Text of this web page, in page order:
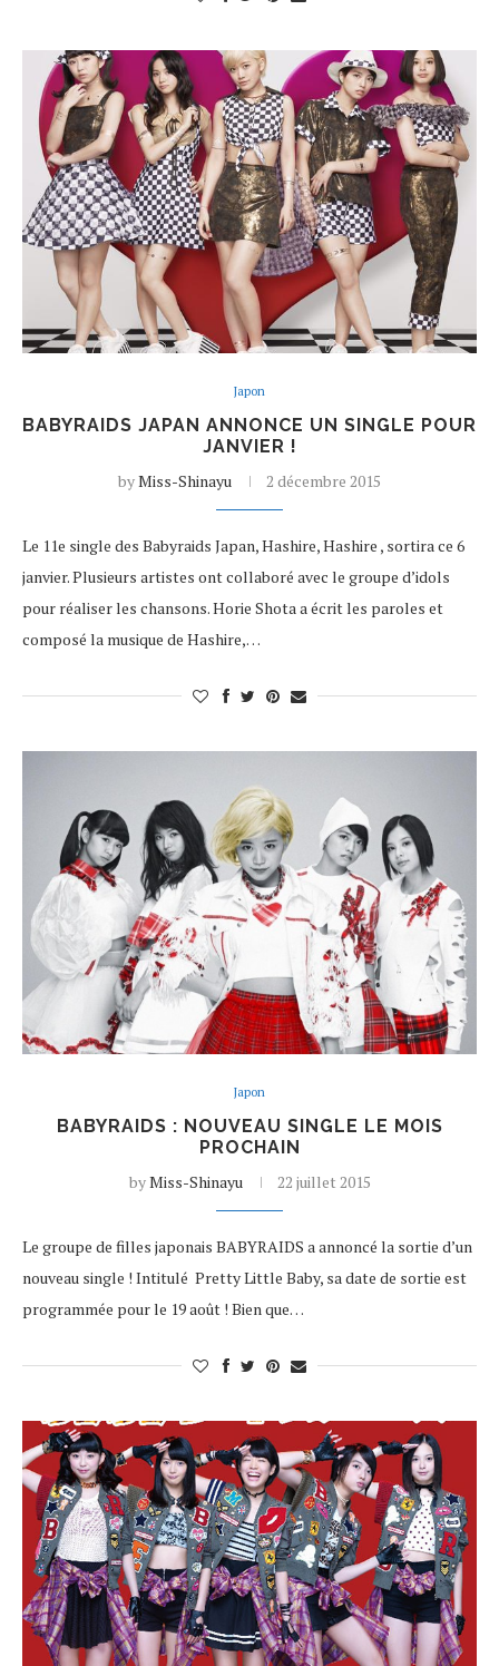
Japon
BABYRAIDS JAPAN ANNONCE UN SINGLE POUR
JANVIER !
byMiss-Shinayu 2 décembre 2015
Le 11e single des Babyraids Japan, Hashire, Hashire , sortira ce 6
janvier. Plusieurs artistes ont collaboré avec le groupe d’idols
pour réaliser les chansons. Horie Shota a écrit les paroles et
composé la musique de Hashire,…
Japon
BABYRAIDS : NOUVEAU SINGLE LE MOIS
PROCHAIN
byMiss-Shinayu 22 juillet 2015
Le groupe de filles japonais BABYRAIDS a annoncé la sortie d’un
nouveau single ! Intitulé Pretty Little Baby, sa date de sortie est
programmée pour le 19 août ! Bien que…